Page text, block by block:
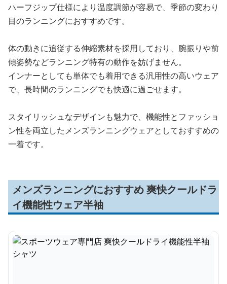
ハーフジップ仕様により温度調節が容易で、季節の変わり
目のランニングにおすすめです。
体の動きに追従する伸縮素材を採用しており、腕振りや前
傾姿勢などランニング特有の動作を妨げません。
インナーとしても単体でも着用できる汎用性の高いウェア
で、長時間のランニングでも快適に過ごせます。
スタイリッシュなデザインも魅力で、機能性とファッショ
ン性を両立したメンズランニングウェアとしておすすめの
一着です。
メンズランニングにおすすめ 爽快クールドラ
イ機能性ウェア半袖